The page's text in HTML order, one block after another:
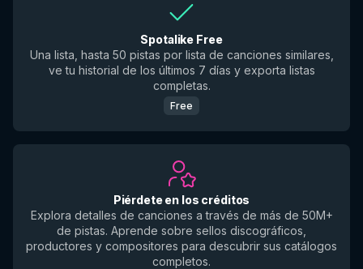
Spotalike Free
Una lista, hasta 50 pistas por lista de canciones similares,
ve tu historial de los últimos 7 días y exporta listas
completas.
Free
Piérdete en los créditos
Explora detalles de canciones a través de más de 50M+
de pistas. Aprende sobre sellos discográficos,
productores y compositores para descubrir sus catálogos
completos.